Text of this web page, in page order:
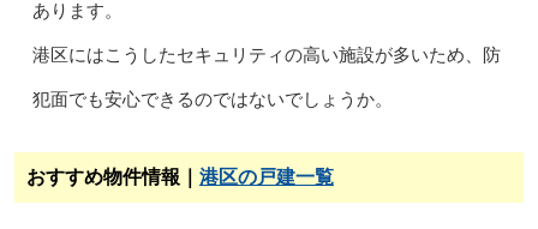
あります。
港区にはこうしたセキュリティの高い施設が多いため、防
犯面でも安心できるのではないでしょうか。
おすすめ物件情報｜ 港区の戸建一覧